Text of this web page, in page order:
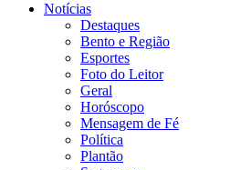
Notícias
Destaques
Bento e Região
Esportes
Foto do Leitor
Geral
Horóscopo
Mensagem de Fé
Política
Plantão